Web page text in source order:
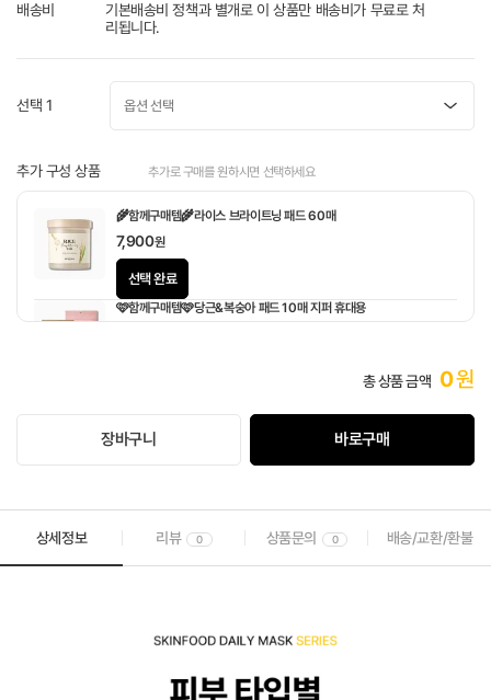
배송비
기본배송비 정책과 별개로 이 상품만 배송비가 무료로 처
리됩니다.
선택 1
추가 구성 상품 추가로 구매를 원하시면 선택하세요
🌾함께구매템🌾라이스 브라이트닝 패드 60매
7,900원
선택 완료
🩷함께구매템🩷당근&복숭아 패드 10매 지퍼 휴대용
총 상품 금액 0원
장바구니 바로구매
상세정보 리뷰 0 상품문의 0 배송/교환/환불